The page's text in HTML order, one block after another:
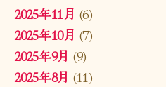
2025年11月 (6)
2025年10月 (7)
2025年9月 (9)
2025年8月 (11)